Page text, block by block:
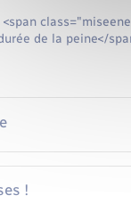
de la peine</
!